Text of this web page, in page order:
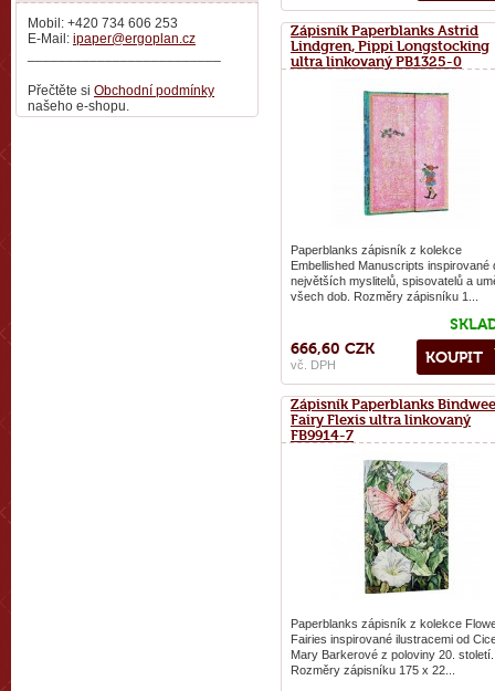
Zápisník Paperblanks Astrid
Lindgren, Pippi Longstocking
ultra linkovaný PB1325-0
Paperblanks zápisník z kolekce
Embellished Manuscripts inspirované
největších myslitelů, spisovatelů a
všech dob. Rozměry zápisníku 1...
KOUPIT
666,60 CZK
vč. DPH
Zápisník Paperblanks
Fairy Flexis ultra linkovaný
FB9914-7
Paperblanks zápisník z kolekce
Fairies inspirované ilustracemi od
Mary Barkerové z poloviny 20. století.
Rozměry zápisníku 175 x 22...
Mobil: +420 734 606 253
E-Mail: ipaper@ergoplan.cz
Přečtěte si Obchodní podmínky
našeho e-shopu.